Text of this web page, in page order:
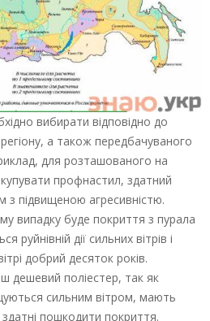
вибирати відповідно до
а також передбачуваного
для розташованого на
профнастил, здатний
підвищеною агресивністю.
випадку буде покриття з пурала
дії сильних вітрів і
добрий десяток років.
дешевий поліестер, так як
сильним вітром, мають
пошкодити покриття.